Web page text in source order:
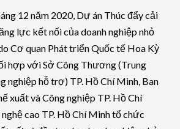
12 năm 2020, Dự án Thúc đẩy cải
lực kết nối của doanh nghiệp nhỏ
Cơ quan Phát triển Quốc tế Hoa Kỳ
hợp với Sở Công Thương (Trung
nghiệp hỗ trợ) TP. Hồ Chí Minh, Ban
xuất và Công nghiệp TP. Hồ Chí
cao TP. Hồ Chí Minh tổ chức